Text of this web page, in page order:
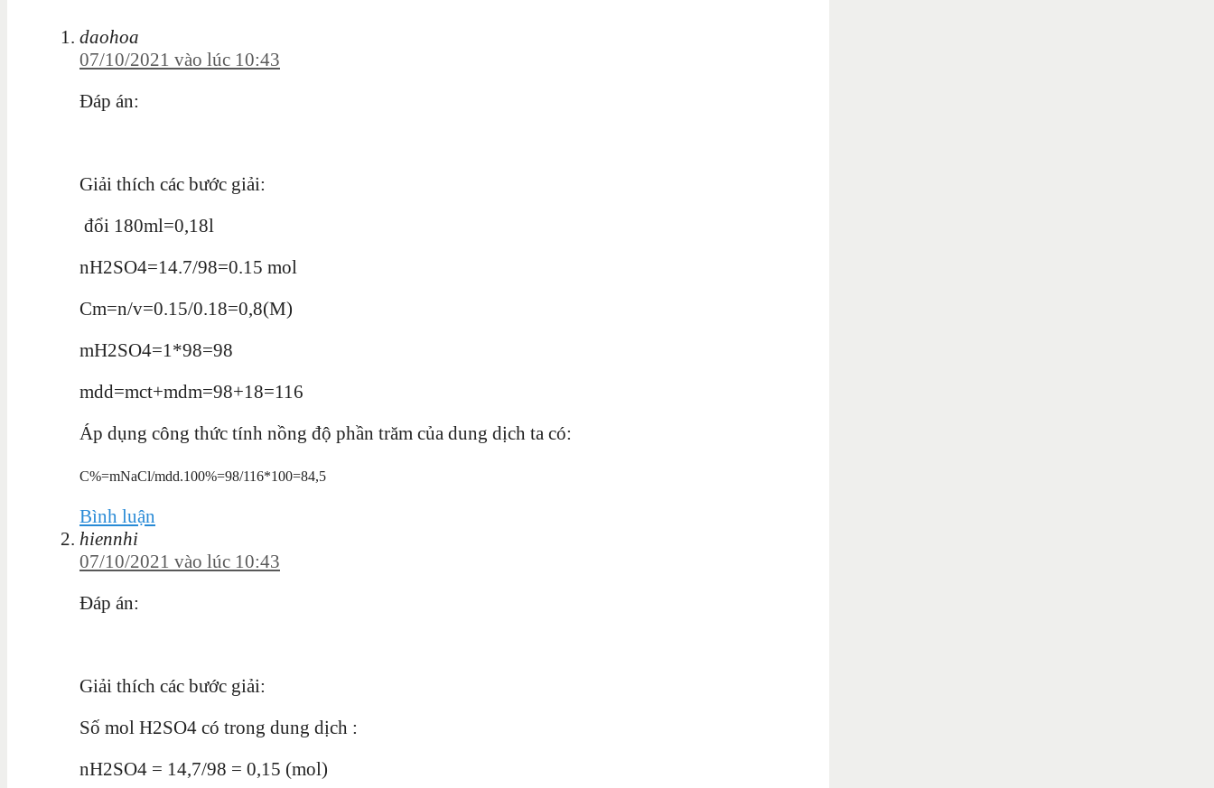
daohoa
07/10/2021 vào lúc 10:43
Đáp án:
Giải thích các bước giải:
đổi 180ml=0,18l
nH2SO4=14.7/98=0.15 mol
Cm=n/v=0.15/0.18=0,8(M)
mH2SO4=1*98=98
mdd=mct+mdm=98+18=116
Áp dụng công thức tính nồng độ phần trăm của dung dịch ta có:
C%=mNaCl/mdd.100%=98/116*100=84,5
Bình luận
hiennhi
07/10/2021 vào lúc 10:43
Đáp án:
Giải thích các bước giải:
Số mol H2SO4 có trong dung dịch :
nH2SO4 = 14,7/98 = 0,15 (mol)